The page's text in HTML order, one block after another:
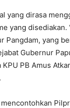
yang dirasa
yang disediakan.
Pangdam, yang
Gubernur
PB Amus